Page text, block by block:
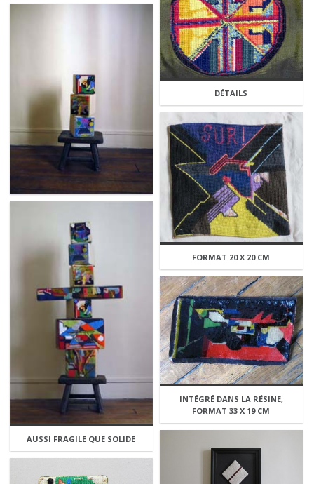
DÉTAILS
FORMAT 20 X 20 CM
AUSSI FRAGILE QUE SOLIDE
INTÉGRÉ DANS LA RÉSINE,
FORMAT 33 X 19 CM